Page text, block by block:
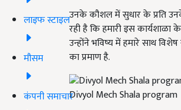
लाइफ स्टाइल
मौसम
कंपनी समाचार
उनके कौशल में सुधार के प्रति
रही है कि हमारी इस कार्यशाळा
उन्होंने भविष्य में हमारे साथ
का प्रमाण है.
Divyol Mech Shala program